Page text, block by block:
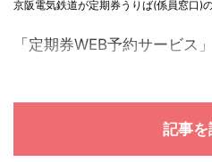
京阪電気鉄道が定期券うりば(係員窓口)
「定期券WEB予約サービス
記事を